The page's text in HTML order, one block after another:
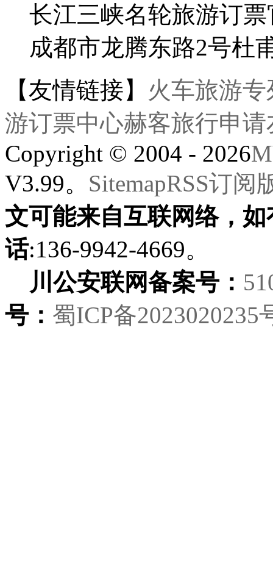
长江三峡名轮旅游订
成都市龙腾东路2号杜
【友情链接】 火车旅游专
游订票中心赫客旅行申请
Copyright © 2004 - 2026
V3.99。 SitemapRSS订阅
文可能来自互联网络，
话:136-9942-4669。
川公安联网备案号：
号： 蜀ICP备2023020235